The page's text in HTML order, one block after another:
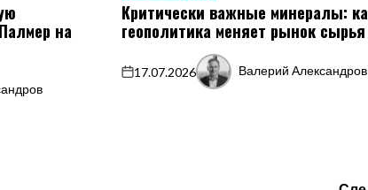
на
В
Критически важные минералы:
геополитика меняет рынок сырья
on
17.07.2026
Запись
Валерий Александров